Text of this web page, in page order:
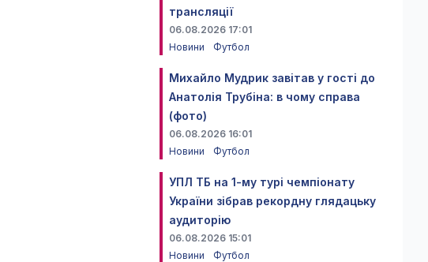
трансляції
06.08.2026 17:01
Новини
Футбол
Михайло Мудрик завітав у гості до
Анатолія Трубіна: в чому справа
(фото)
06.08.2026 16:01
Новини
Футбол
УПЛ ТБ на 1-му турі чемпіонату
України зібрав рекордну глядацьку
аудиторію
06.08.2026 15:01
Новини
Футбол